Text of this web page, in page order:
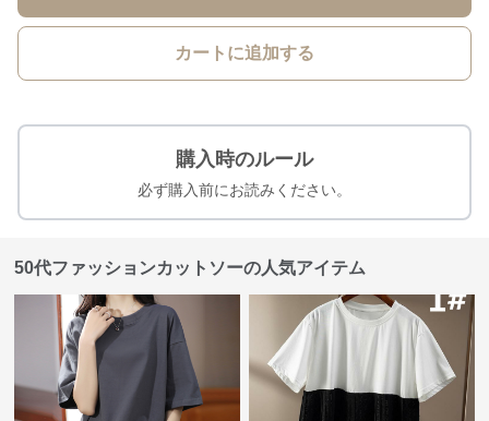
カートに追加する
購入時のルール
必ず購入前にお読みください。
50代ファッションカットソーの人気アイテム